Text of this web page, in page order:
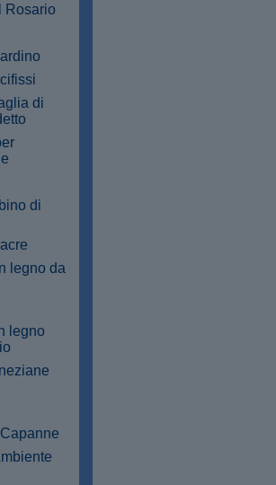
Rosario
di
di
legno da
legno